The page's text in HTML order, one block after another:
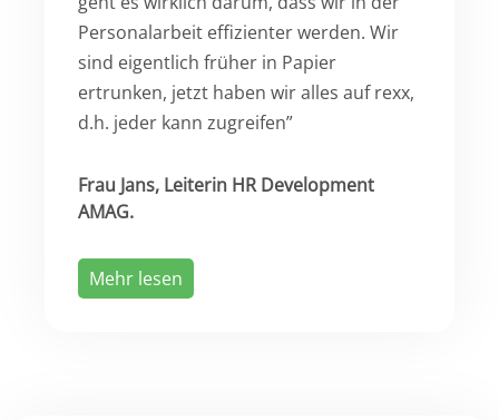
Personalarbeit effizienter werden. Wir
sind eigentlich früher in Papier
ertrunken, jetzt haben wir alles auf rexx,
d.h. jeder kann zugreifen”
Frau Jans, Leiterin HR Development
AMAG.
Mehr lesen